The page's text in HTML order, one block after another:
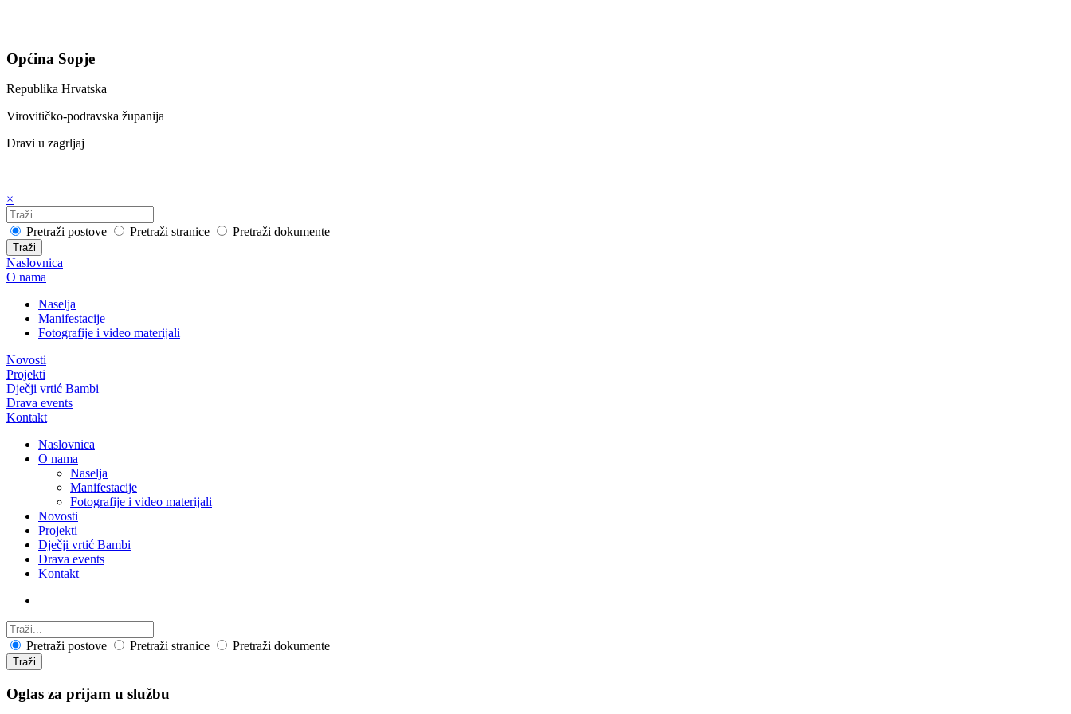
Općina Sopje
Republika Hrvatska
Virovitičko-podravska županija
Dravi u zagrljaj
×
Pretraži postove Pretraži stranice Pretraži dokumente
Traži
Naslovnica
O nama
Naselja
Manifestacije
Fotografije i video materijali
Novosti
Projekti
Dječji vrtić Bambi
Drava events
Kontakt
Naslovnica
O nama
Naselja
Manifestacije
Fotografije i video materijali
Novosti
Projekti
Dječji vrtić Bambi
Drava events
Kontakt
Pretraži postove Pretraži stranice Pretraži dokumente
Traži
Oglas za prijam u službu